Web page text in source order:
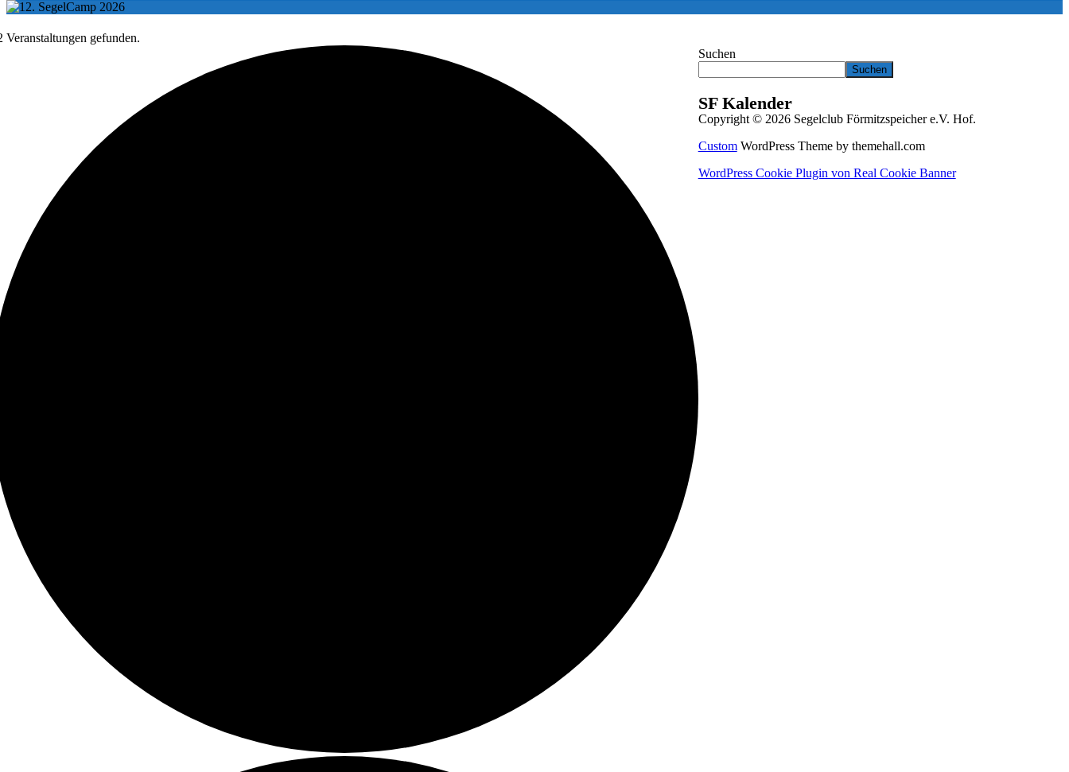
Veranstaltungen gefunden.
Suchen
Suchen
SF Kalender
Copyright © 2026 Segelclub Förmitzspeicher e.V. Hof.
CustomWordPress Theme by themehall.com
WordPress Cookie Plugin von Real Cookie Banner